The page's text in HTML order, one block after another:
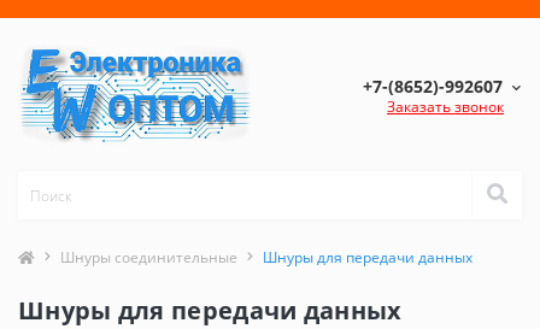
+7-(8652)-992607
Заказать звонок
Шнуры соединительные Шнуры для передачи данных
Шнуры для передачи данных